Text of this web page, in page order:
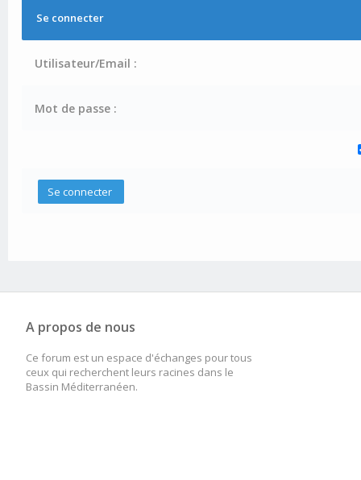
Se connecter
Utilisateur/Email :
Mot de passe :
A propos de nous
Ce forum est un espace d'échanges pour tous
ceux qui recherchent leurs racines dans le
Bassin Méditerranéen.